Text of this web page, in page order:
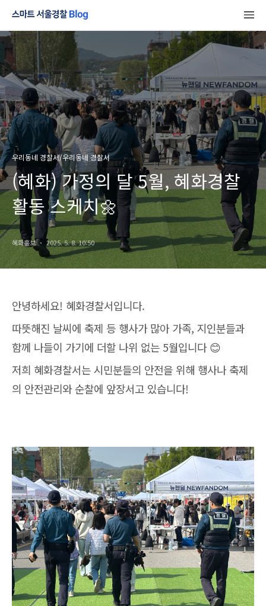
우리동네 경찰서/우리동네 경찰서
(혜화) 가정의 달 5월, 혜화경찰
활동 스케치🌼
혜화홍보 2025. 5. 8. 10:50
안녕하세요! 혜화경찰서입니다.
따뜻해진 날씨에 축제 등 행사가 많아 가족, 지인분들과
함께 나들이 가기에 더할 나위 없는 5월입니다 😊
저희 혜화경찰서는 시민분들의 안전을 위해 행사나 축제
의 안전관리와 순찰에 앞장서고 있습니다!